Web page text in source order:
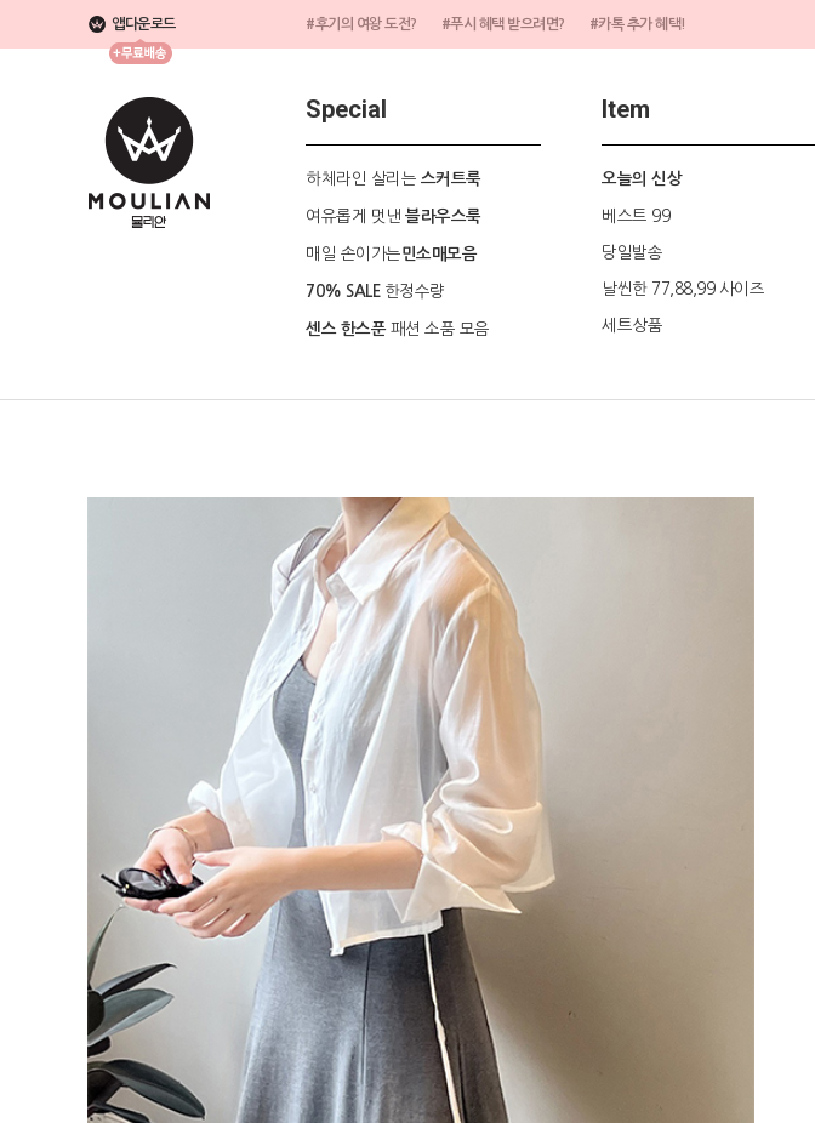
앱다운로드 #후기의 여왕 도전? #푸시 혜택 받으려면? #카톡 추가 혜택!
Special
하체라인 살리는 스커트룩
여유롭게 멋낸 블라우스룩
매일 손이가는민소매모음
70% SALE 한정수량
센스 한스푼패션 소품 모음
Item
오늘의 신상
베스트 99
당일발송
날씬한 77,88,99 사이즈
세트상품